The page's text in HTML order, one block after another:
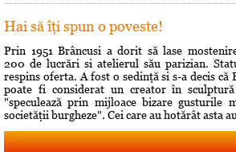
Hai să îţi spun o poveste!
Prin 1951 Brâncusi a dorit să lase
200 de lucrări si atelierul său parizian.
respins oferta. A fost o sedinţă si s-a decis că
poate fi considerat un creator în
"speculează prin mijloace bizare gusturile
societăţii burgheze". Cei care au hotărât asta